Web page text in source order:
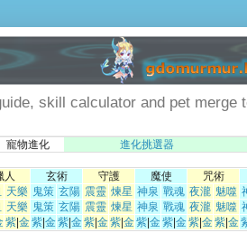
skill calculator and pet merge
寵物進化 進化挑選器
人 玄術 守護 魔使 咒術
天樂 鬼策 玄陽 震靈 煉星 神泉 戰魂 夜瀧 魅噬
天樂 鬼策 玄陽 震靈 煉星 神泉 戰魂 夜瀧 魅噬
紫| 金紫| 金紫| 金紫| 金紫| 金紫| 金紫| 金紫| 金紫| 金